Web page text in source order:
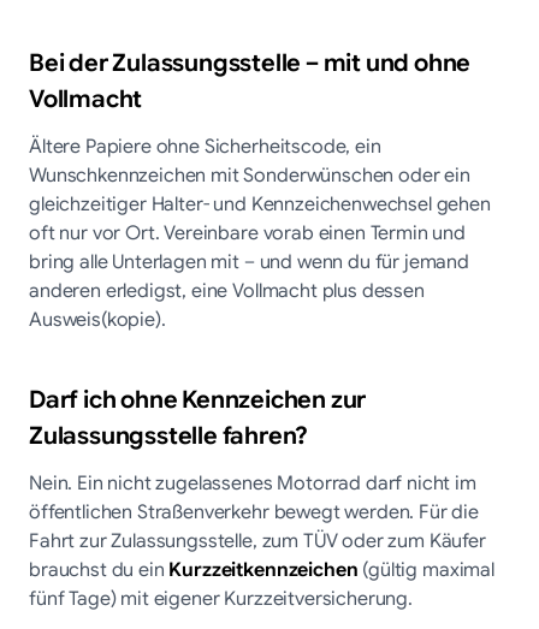
Bei der Zulassungsstelle – mit und ohne
Vollmacht
Ältere Papiere ohne Sicherheitscode, ein
Wunschkennzeichen mit Sonderwünschen oder ein
gleichzeitiger Halter- und Kennzeichenwechsel gehen
oft nur vor Ort. Vereinbare vorab einen Termin und
bring alle Unterlagen mit – und wenn du für jemand
anderen erledigst, eine Vollmacht plus dessen
Ausweis(kopie).
Darf ich ohne Kennzeichen zur
Zulassungsstelle fahren?
Nein. Ein nicht zugelassenes Motorrad darf nicht im
öffentlichen Straßenverkehr bewegt werden. Für die
Fahrt zur Zulassungsstelle, zum TÜV oder zum Käufer
brauchst du einKurzzeitkennzeichen(gültig maximal
fünf Tage) mit eigener Kurzzeitversicherung.